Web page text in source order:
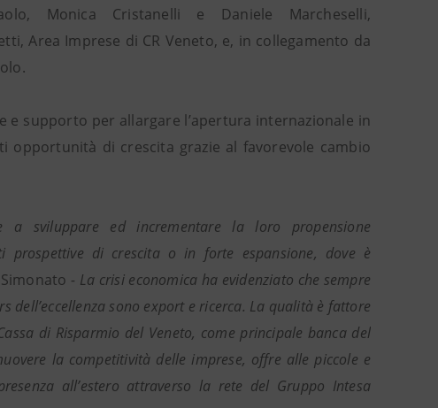
Monica Cristanelli e Daniele Marcheselli,
Area Imprese di CR Veneto, e, in collegamento da
supporto per allargare l’apertura internazionale in
opportunità di crescita grazie al favorevole cambio
sviluppare ed incrementare la loro propensione
prospettive di crescita o in forte espansione, dove è
- La crisi economica ha evidenziato che sempre
sono export e ricerca. La qualità è fattore
di Risparmio del Veneto, come principale banca del
la competitività delle imprese, offre alle piccole e
all’estero attraverso la rete del Gruppo Intesa